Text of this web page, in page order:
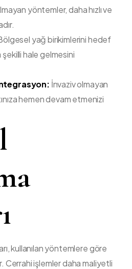
yöntemler, daha hızlı ve
yağ birikimlerini hedef
hale gelmesini
İnvaziv olmayan
hemen devam etmenizi
kullanılan yöntemlere göre
işlemler daha maliyetli